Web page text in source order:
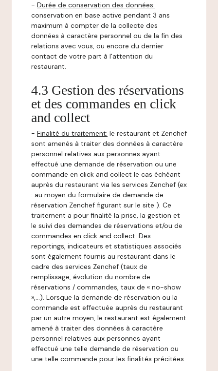
- Durée de conservation des données:
conservation en base active pendant 3 ans
maximum à compter de la collecte des
données à caractère personnel ou de la fin des
relations avec vous, ou encore du dernier
contact de votre part à l'attention du
restaurant.
4.3 Gestion des réservations
et des commandes en click
and collect
- Finalité du traitement: le restaurant et Zenchef
sont amenés à traiter des données à caractère
personnel relatives aux personnes ayant
effectué une demande de réservation ou une
commande en click and collect le cas échéant
auprès du restaurant via les services Zenchef (ex
: au moyen du formulaire de demande de
réservation Zenchef figurant sur le site ). Ce
traitement a pour finalité la prise, la gestion et
le suivi des demandes de réservations et/ou de
commandes en click and collect. Des
reportings, indicateurs et statistiques associés
sont également fournis au restaurant dans le
cadre des services Zenchef (taux de
remplissage, évolution du nombre de
réservations / commandes, taux de « no-show
»,…). Lorsque la demande de réservation ou la
commande est effectuée auprès du restaurant
par un autre moyen, le restaurant est également
amené à traiter des données à caractère
personnel relatives aux personnes ayant
effectué une telle demande de réservation ou
une telle commande pour les finalités précitées.